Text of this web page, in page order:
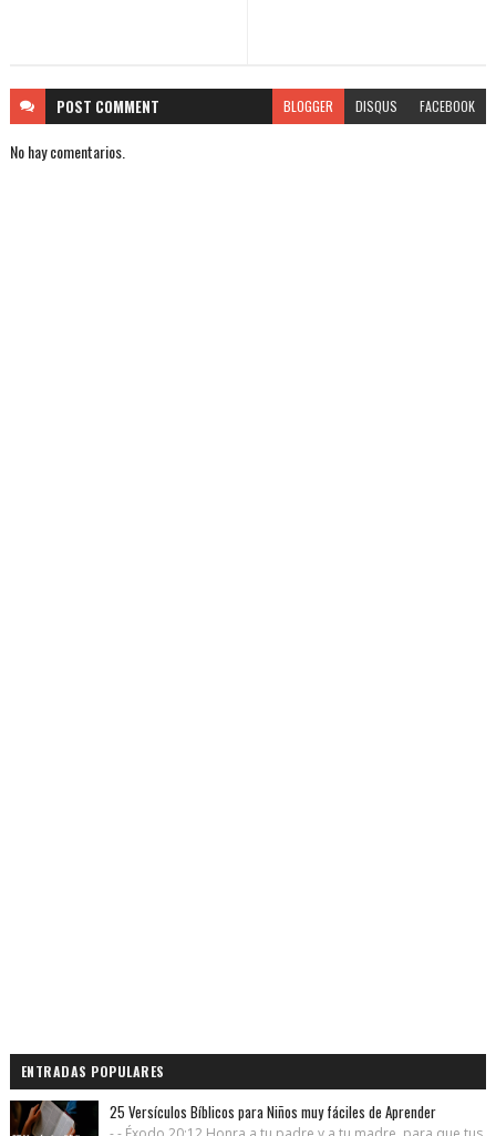
POST COMMENT BLOGGER DISQUS FACEBOOK
No hay comentarios.
ENTRADAS POPULARES
25 Versículos Bíblicos para Niños muy fáciles de Aprender